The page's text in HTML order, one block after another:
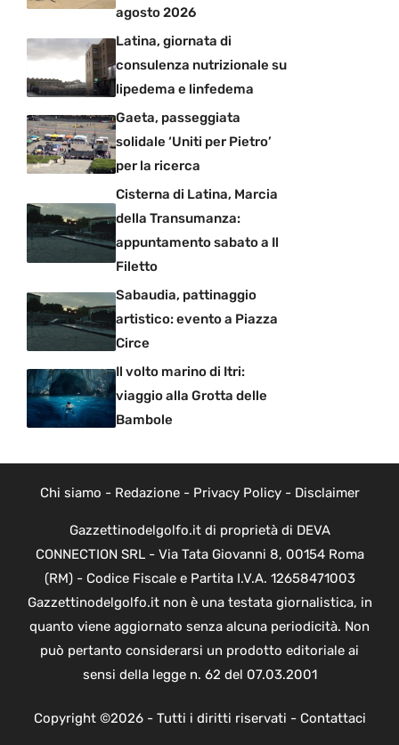
agosto 2026
Latina, giornata di
consulenza nutrizionale su
lipedema e linfedema
Gaeta, passeggiata
solidale ‘Uniti per Pietro’
per la ricerca
Cisterna di Latina, Marcia
della Transumanza:
appuntamento sabato a Il
Filetto
Sabaudia, pattinaggio
artistico: evento a Piazza
Circe
Il volto marino di Itri:
viaggio alla Grotta delle
Bambole
Chi siamo - Redazione- Privacy Policy- Disclaimer
Gazzettinodelgolfo.it di proprietà di DEVA
CONNECTION SRL - Via Tata Giovanni 8, 00154 Roma
(RM) - Codice Fiscale e Partita I.V.A. 12658471003
Gazzettinodelgolfo.it non è una testata giornalistica, in
quanto viene aggiornato senza alcuna periodicità. Non
può pertanto considerarsi un prodotto editoriale ai
sensi della legge n. 62 del 07.03.2001
Copyright ©2026 - Tutti i diritti riservati - Contattaci